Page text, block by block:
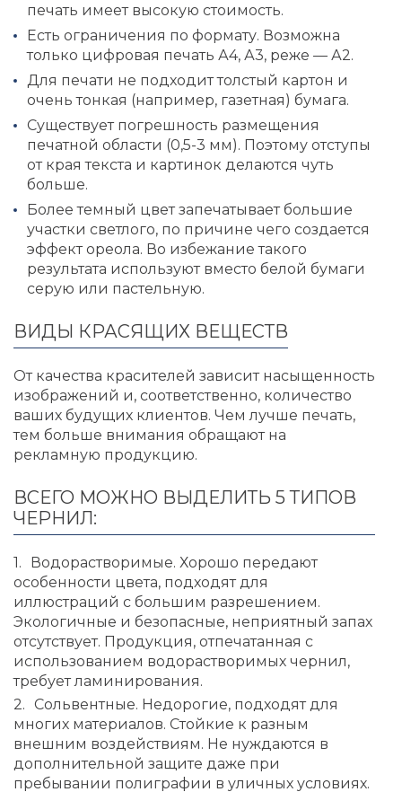
печать имеет высокую стоимость.
Есть ограничения по формату. Возможна
только цифровая печать А4, А3, реже — А2.
Для печати не подходит толстый картон и
очень тонкая (например, газетная) бумага.
Существует погрешность размещения
печатной области (0,5-3 мм). Поэтому отступы
от края текста и картинок делаются чуть
больше.
Более темный цвет запечатывает большие
участки светлого, по причине чего создается
эффект ореола. Во избежание такого
результата используют вместо белой бумаги
серую или пастельную.
ВИДЫ КРАСЯЩИХ ВЕЩЕСТВ
От качества красителей зависит насыщенность
изображений и, соответственно, количество
ваших будущих клиентов. Чем лучше печать,
тем больше внимания обращают на
рекламную продукцию.
ВСЕГО МОЖНО ВЫДЕЛИТЬ 5 ТИПОВ
ЧЕРНИЛ:
Водорастворимые. Хорошо передают
особенности цвета, подходят для
иллюстраций с большим разрешением.
Экологичные и безопасные, неприятный запах
отсутствует. Продукция, отпечатанная с
использованием водорастворимых чернил,
требует ламинирования.
Сольвентные. Недорогие, подходят для
многих материалов. Стойкие к разным
внешним воздействиям. Не нуждаются в
дополнительной защите даже при
пребывании полиграфии в уличных условиях.